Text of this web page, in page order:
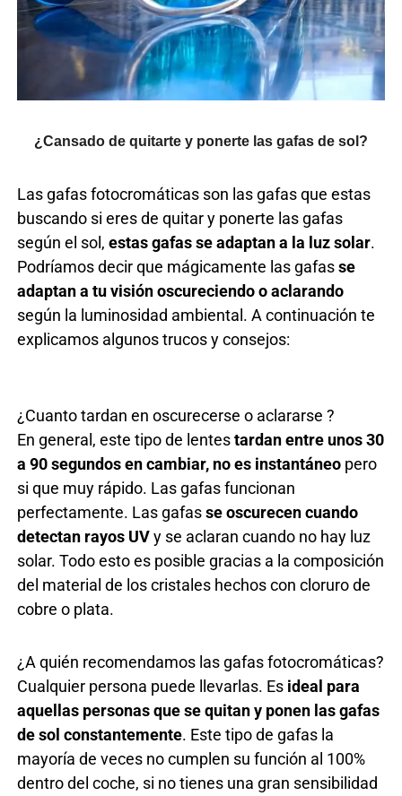
¿Cansado de quitarte y ponerte las gafas de sol?
Las gafas fotocromáticas son las gafas que estas
buscando si eres de quitar y ponerte las gafas
según el sol, estas gafas se adaptan a la luz solar.
Podríamos decir que mágicamente las gafasse
adaptan a tu visión oscureciendo o aclarando
según la luminosidad ambiental. A continuación te
explicamos algunos trucos y consejos:
¿Cuanto tardan en oscurecerse o aclararse ?
En general, este tipo de lentestardan entre unos 30
a 90 segundos en cambiar, no es instantáneopero
si que muy rápido. Las gafas funcionan
perfectamente. Las gafasse oscurecen cuando
detectan rayos UVy se aclaran cuando no hay luz
solar. Todo esto es posible gracias a la composición
del material de los cristales hechos con cloruro de
cobre o plata.
¿A quién recomendamos las gafas fotocromáticas?
Cualquier persona puede llevarlas. Es ideal para
aquellas personas que se quitan y ponen las gafas
de sol constantemente. Este tipo de gafas la
mayoría de veces no cumplen su función al 100%
dentro del coche, si no tienes una gran sensibilidad